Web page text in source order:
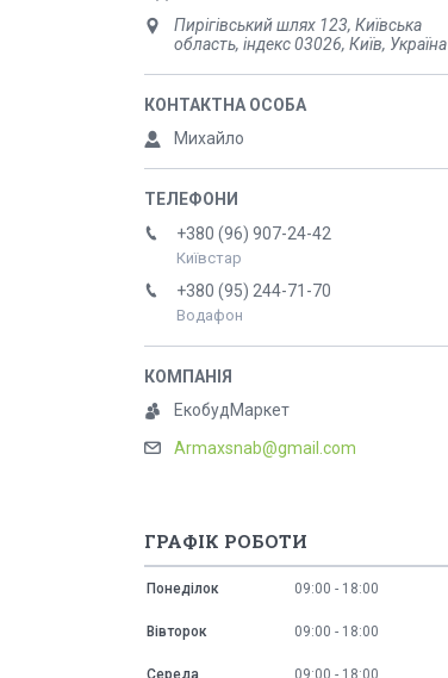
Пирігівський шлях 123, Київська
область, індекс 03026, Київ, Україна
Михайло
+380 (96) 907-24-42
Київстар
+380 (95) 244-71-70
Водафон
ЕкобудМаркет
Armaxsnab@gmail.com
ГРАФІК РОБОТИ
Понеділок 09:00 18:00
Вівторок 09:00 18:00